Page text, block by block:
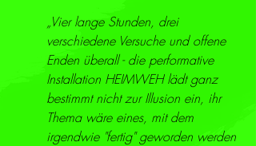
„Vier lange Stunden, drei
verschiedene Versuche und offene
Enden überall - die performative
Installation HEIMWEH lädt ganz
bestimmt nicht zur Illusion ein, ihr
Thema wäre eines, mit dem
irgendwie "fertig" geworden werden